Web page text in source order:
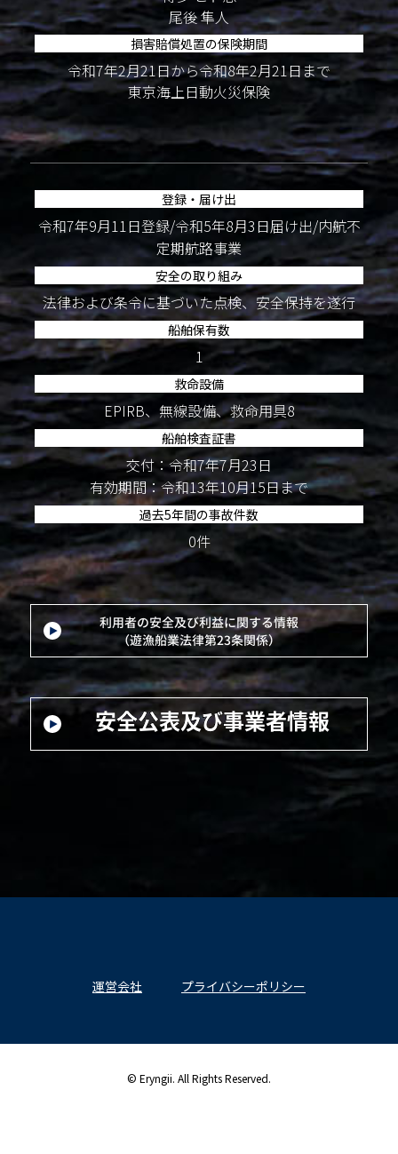
尾後 隼人
損害賠償処置の保険期間
令和7年2月21日から令和8年2月21日まで
東京海上日動火災保険
登録・届け出
令和7年9月11日登録/令和5年8月3日届け出/内航不
定期航路事業
安全の取り組み
法律および条令に基づいた点検、安全保持を遂行
船舶保有数
1
救命設備
EPIRB、無線設備、救命用具8
船舶検査証書
交付：令和7年7月23日
有効期間：令和13年10月15日まで
過去5年間の事故件数
0件
運営会社 プライバシーポリシー
© Eryngii. All Rights Reserved.